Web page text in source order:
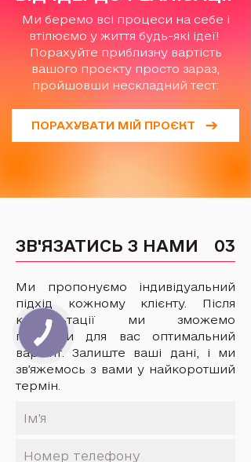
Ми беремо всі процеси на себе і
втілюємо у життя будь-які ідеї!
Порахуйте приблизну вартість
вашого проєкту просто зараз,
пройшовши нескладний тест:
ПОРАХУВАТИ МІЙ ПРОЄКТ
ЗВ'ЯЗАТИСЬ З НАМИ 03
Ми пропонуємо індивідуальний
підхід кожному клієнту. Після
консультації ми зможемо
підібрати для вас оптимальний
варіант. Залиште ваші дані, і ми
звʼяжемось з вами у найкоротший
термін.